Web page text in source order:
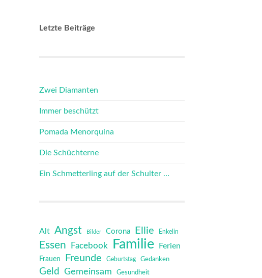
Letzte Beiträge
Zwei Diamanten
Immer beschützt
Pomada Menorquina
Die Schüchterne
Ein Schmetterling auf der Schulter …
Alt Angst Bilder Corona Ellie Enkelin
Essen Facebook Familie Ferien
Frauen Freunde Geburtstag Gedanken
Geld Gemeinsam Gesundheit